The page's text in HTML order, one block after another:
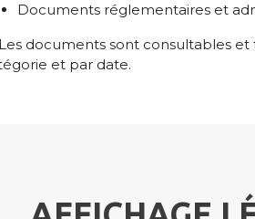
Documents réglementaires et
documents sont consultables
et par date.